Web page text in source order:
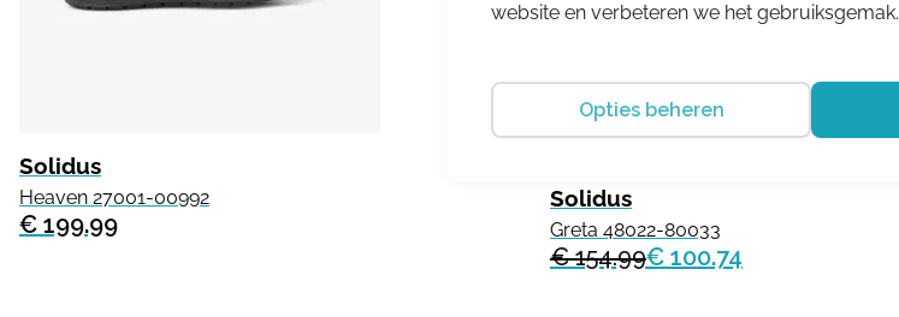
Solidus
Heaven 27001-00992
€ 199.99
Solidus
Greta 48022-80033
€ 154.99€ 100.74
website en verbeteren we het gebruiksgemak.
Opties beheren